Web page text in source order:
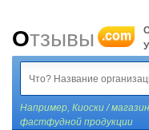
Отзывы .com
Например, Киоски /
фастфудной продукции